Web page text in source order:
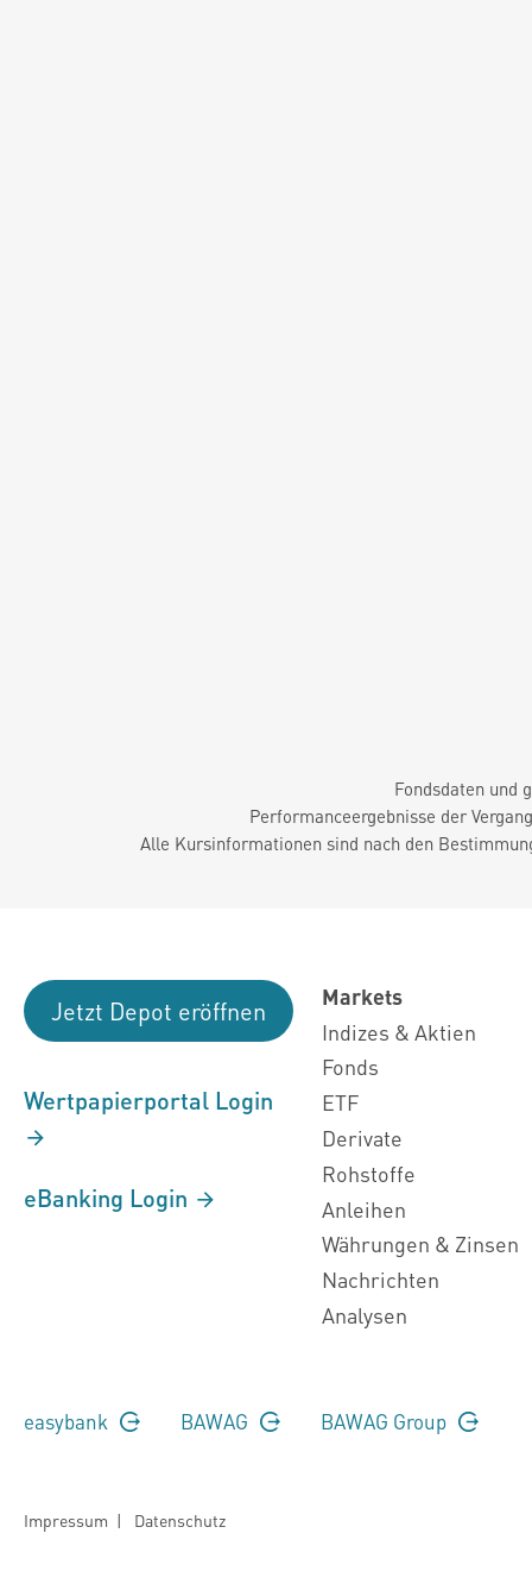
Fondsdaten und
Performanceergebnisse der
Alle Kursinformationen sind nach den
Jetzt Depot eröffnen
Wertpapierportal Login
eBanking Login
Markets
Indizes & Aktien
Fonds
ETF
Derivate
Rohstoffe
Anleihen
Währungen & Zinsen
Nachrichten
Analysen
easybank BAWAG BAWAG Group
Impressum | Datenschutz